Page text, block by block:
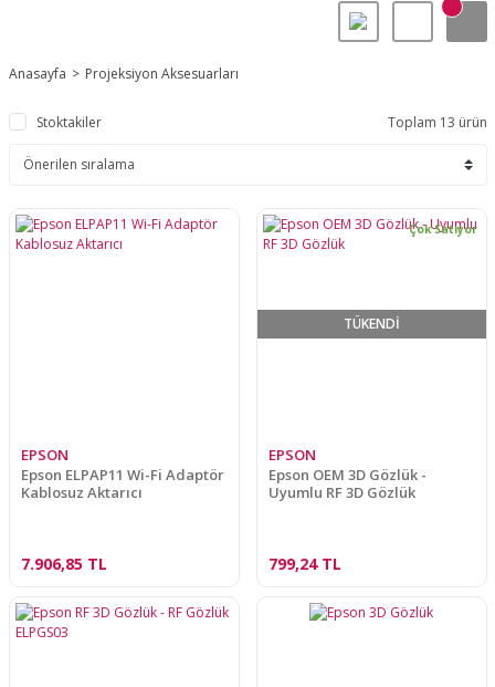
Anasayfa Projeksiyon Aksesuarları
Stoktakiler Toplam 13 ürün
EPSON
Epson ELPAP11 Wi-Fi Adaptör
Kablosuz Aktarıcı
7.906,85 TL
Çok Satıyor
TÜKENDİ
EPSON
Epson OEM 3D Gözlük -
Uyumlu RF 3D Gözlük
799,24 TL